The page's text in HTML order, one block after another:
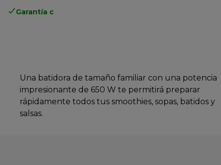
Garantía completa
Una batidora de tamaño familiar con una potencia
impresionante de 650 W te permitirá preparar
rápidamente todos tus smoothies, sopas, batidos y
salsas.